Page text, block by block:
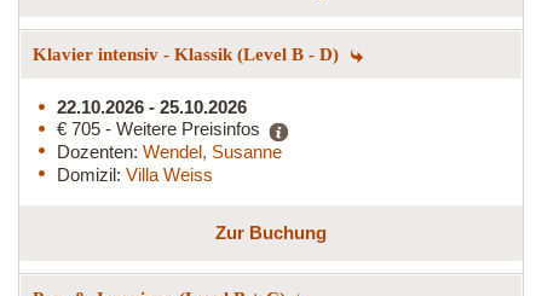
Klavier intensiv - Klassik (Level B - D)
22.10.2026 - 25.10.2026
€ 705 - Weitere Preisinfos
Dozenten: Wendel, Susanne
Domizil: Villa Weiss
Zur Buchung